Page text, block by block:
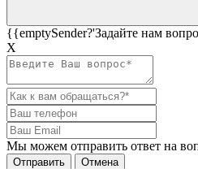
{{emptySender?'Задайте нам
Х
Мы можем отправить ответ на
Отправить Отмена